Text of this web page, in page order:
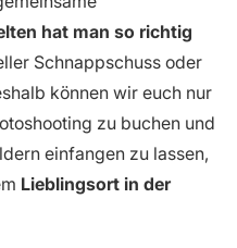
hat man so richtig
Schnappschuss oder
können wir euch nur
zu buchen und
einfangen zu lassen,
Lieblingsort in der